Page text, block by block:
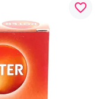
favorite_border